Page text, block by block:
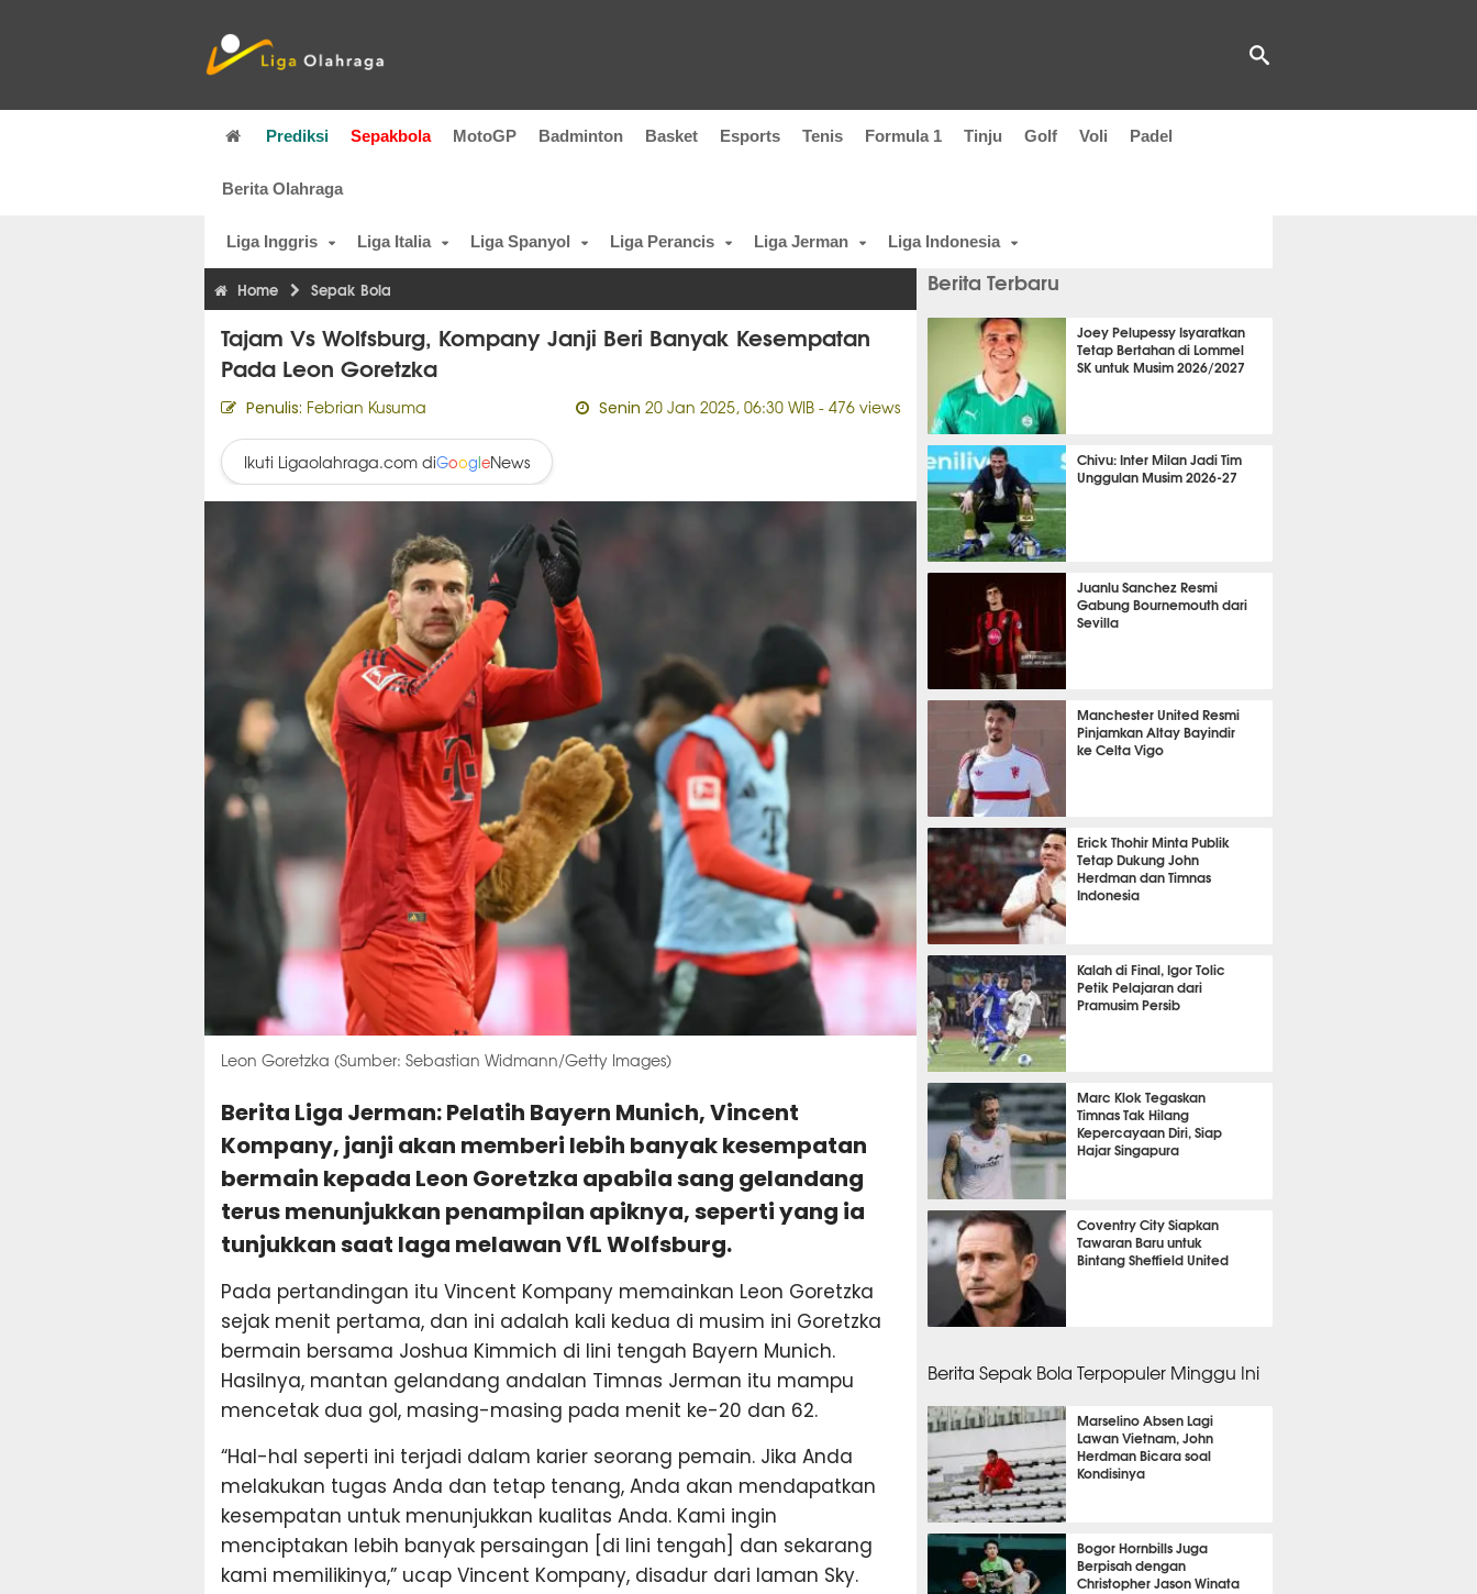
Prediksi Sepakbola MotoGP Badminton Basket Esports Tenis Formula 1 Tinju Golf Voli Padel
Berita Olahraga
Liga Inggris Liga Italia Liga Spanyol Liga Perancis Liga Jerman Liga Indonesia
Home Sepak Bola
Tajam Vs Wolfsburg, Kompany Janji Beri Banyak Kesempatan
Pada Leon Goretzka
Penulis: Febrian Kusuma Senin 20 Jan 2025, 06:30 WIB- 476 views
Ikuti Ligaolahraga.com diGoogleNews
Leon Goretzka (Sumber: Sebastian Widmann/Getty Images)
Berita Liga Jerman: Pelatih Bayern Munich, Vincent
Kompany, janji akan memberi lebih banyak kesempatan
bermain kepada Leon Goretzka apabila sang gelandang
terus menunjukkan penampilan apiknya, seperti yang ia
tunjukkan saat laga melawan VfL Wolfsburg.
Pada pertandingan itu Vincent Kompany memainkan Leon Goretzka
sejak menit pertama, dan ini adalah kali kedua di musim ini Goretzka
bermain bersama Joshua Kimmich di lini tengah Bayern Munich.
Hasilnya, mantan gelandang andalan Timnas Jerman itu mampu
mencetak dua gol, masing-masing pada menit ke-20 dan 62.
“Hal-hal seperti ini terjadi dalam karier seorang pemain. Jika Anda
melakukan tugas Anda dan tetap tenang, Anda akan mendapatkan
kesempatan untuk menunjukkan kualitas Anda. Kami ingin
menciptakan lebih banyak persaingan [di lini tengah] dan sekarang
kami memilikinya,” ucap Vincent Kompany, disadur dari laman Sky.
Berita Terbaru
Joey Pelupessy Isyaratkan
Tetap Bertahan di Lommel
SK untuk Musim 2026/2027
1 menit 55 detik lalu
Chivu: Inter Milan Jadi Tim
Unggulan Musim 2026-27
5 menit 37 detik lalu
Juanlu Sanchez Resmi
Gabung Bournemouth dari
Sevilla
17 menit 37 detik lalu
Manchester United Resmi
Pinjamkan Altay Bayindir
ke Celta Vigo
36 menit 22 detik lalu
Erick Thohir Minta Publik
Tetap Dukung John
Herdman dan Timnas
Indonesia
37 menit 16 detik lalu
Kalah di Final, Igor Tolic
Petik Pelajaran dari
Pramusim Persib
47 menit 43 detik lalu
Marc Klok Tegaskan
Timnas Tak Hilang
Kepercayaan Diri, Siap
Hajar Singapura
47 menit 50 detik lalu
Coventry City Siapkan
Tawaran Baru untuk
Bintang Sheffield United
Berita Sepak Bola Terpopuler Minggu Ini
Marselino Absen Lagi
Lawan Vietnam, John
Herdman Bicara soal
Kondisinya
SEPAK BOLA
Bogor Hornbills Juga
Berpisah dengan
Christopher Jason Winata